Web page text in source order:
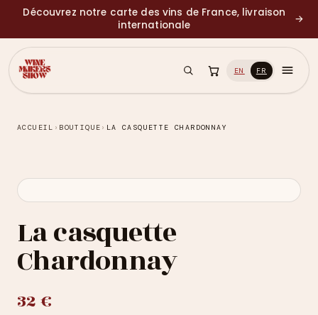
Découvrez notre carte des vins de France, livraison
internationale
→
EN FR
ACCUEIL › BOUTIQUE › LA CASQUETTE CHARDONNAY
La casquette
Chardonnay
32 €